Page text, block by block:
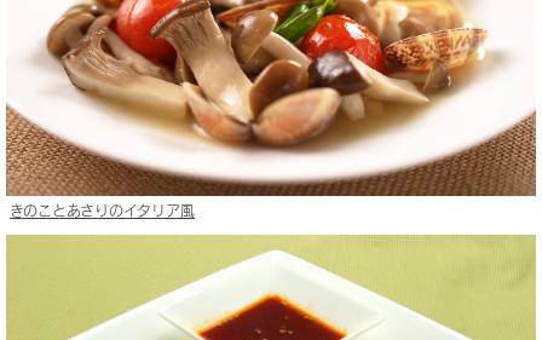
きのことあさりのイタリア風